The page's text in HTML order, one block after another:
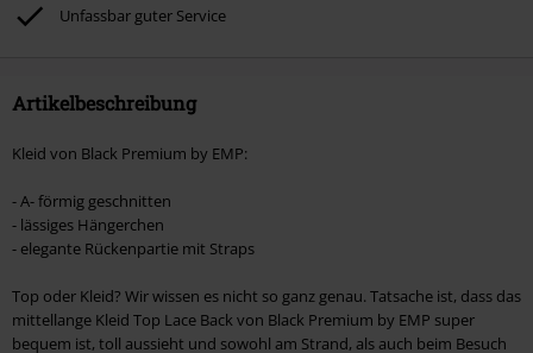
Böhse Onkelz, Broilers, Die Ärzte, Die Toten Hosen, Metality, Gutscheine &
Artikel, die einen Spendenbeitrag beinhalten.
Unfassbar guter Service
Artikelbeschreibung
Kleid von Black Premium by EMP:
- A- förmig geschnitten
- lässiges Hängerchen
- elegante Rückenpartie mit Straps
Top oder Kleid? Wir wissen es nicht so ganz genau. Tatsache ist, dass das
mittellange Kleid Top Lace Back von Black Premium by EMP super
bequem ist, toll aussieht und sowohl am Strand, als auch beim Besuch